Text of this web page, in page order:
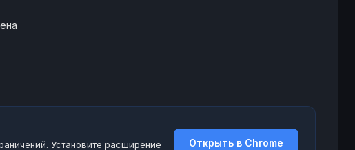
Установите расширение
Открыть в Chrome